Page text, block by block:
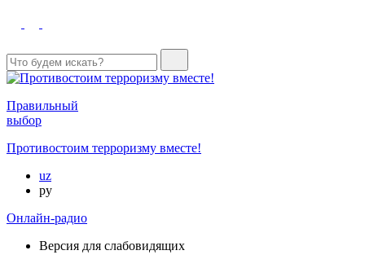
Правильный
выбор
Противостоим терроризму вместе!
uz
ру
Онлайн-радио
Версия для слабовидящих